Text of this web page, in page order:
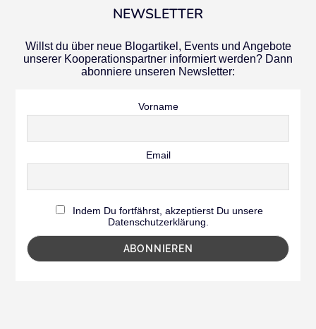
NEWSLETTER
Willst du über neue Blogartikel, Events und Angebote
unserer Kooperationspartner informiert werden? Dann
abonniere unseren Newsletter:
Vorname
Email
Indem Du fortfährst, akzeptierst Du unsere
Datenschutzerklärung.